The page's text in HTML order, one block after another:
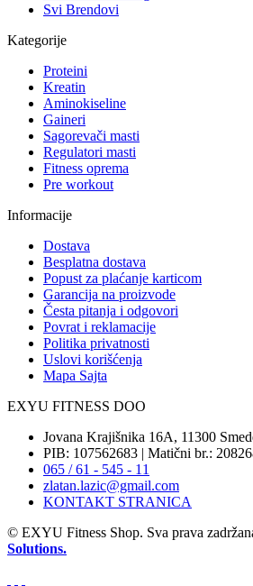
Svi Brendovi
Kategorije
Proteini
Kreatin
Aminokiseline
Gaineri
Sagorevači masti
Regulatori masti
Fitness oprema
Pre workout
Informacije
Dostava
Besplatna dostava
Popust za plaćanje karticom
Garancija na proizvode
Česta pitanja i odgovori
Povrat i reklamacije
Politika privatnosti
Uslovi korišćenja
Mapa Sajta
EXYU FITNESS DOO
Jovana Krajišnika 16A, 11300
PIB: 107562683 | Matični br.:
065 / 61 - 545 - 11
zlatan.lazic@gmail.com
KONTAKT STRANICA
© EXYU Fitness Shop. Sva prava
Solutions.